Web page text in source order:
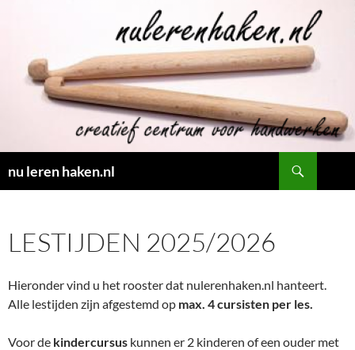
inhoud
nu leren haken.nl
LESTIJDEN 2025/2026
Hieronder vind u het rooster dat nulerenhaken.nl hanteert.
Alle lestijden zijn afgestemd op max. 4 cursisten per les.
Voor de kindercursus kunnen er 2 kinderen of een ouder met